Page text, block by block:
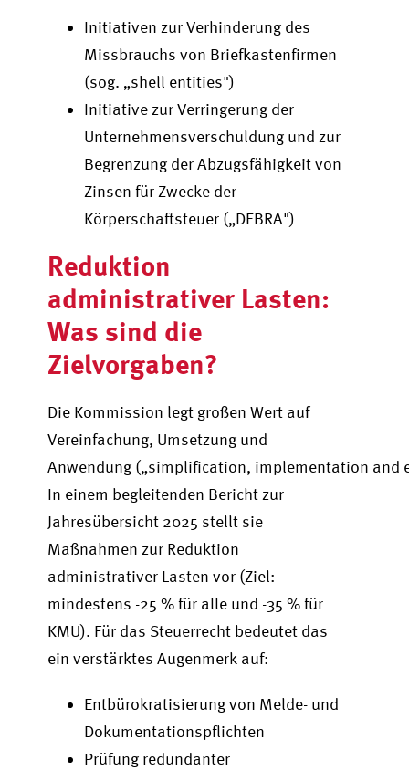
Initiativen zur Verhinderung des
Missbrauchs von Briefkastenfirmen
(sog. „shell entities")
Initiative zur Verringerung der
Unternehmensverschuldung und zur
Begrenzung der Abzugsfähigkeit von
Zinsen für Zwecke der
Körperschaftsteuer („DEBRA")
Reduktion
administrativer Lasten:
Was sind die
Zielvorgaben?
Die Kommission legt großen Wert auf
Vereinfachung, Umsetzung und
Anwendung („simplification, implementation and
In einem begleitenden Bericht zur
Jahresübersicht 2025 stellt sie
Maßnahmen zur Reduktion
administrativer Lasten vor (Ziel:
mindestens -25 % für alle und -35 % für
KMU). Für das Steuerrecht bedeutet das
ein verstärktes Augenmerk auf:
Entbürokratisierung von Melde- und
Dokumentationspflichten
Prüfung redundanter